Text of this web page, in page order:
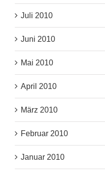
Juli 2010
Juni 2010
Mai 2010
April 2010
März 2010
Februar 2010
Januar 2010